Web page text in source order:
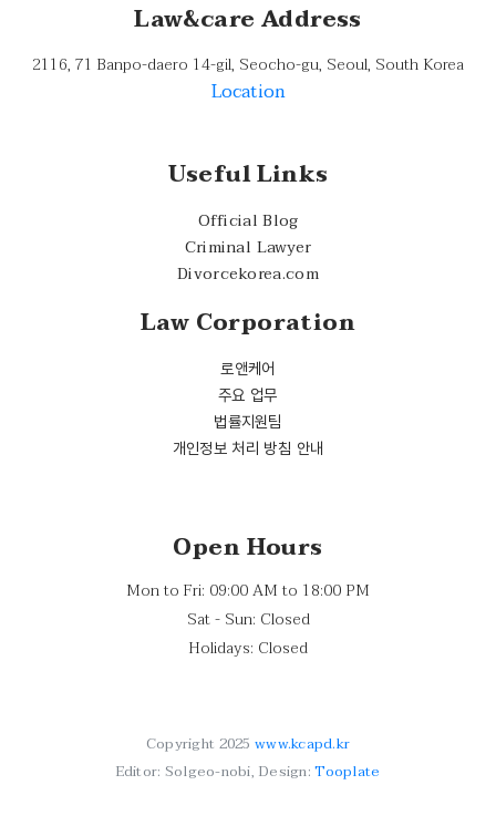
Law&care Address
2116, 71 Banpo-daero 14-gil, Seocho-gu, Seoul, South Korea
Location
Useful Links
Official Blog
Criminal Lawyer
Divorcekorea.com
Law Corporation
로앤케어
주요 업무
법률지원팀
개인정보 처리 방침 안내
Open Hours
Mon to Fri: 09:00 AM to 18:00 PM
Sat - Sun: Closed
Holidays: Closed
Copyright 2025www.kcapd.kr
Editor: Solgeo-nobi, Design:Tooplate